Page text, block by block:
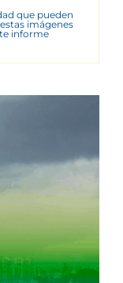
que pueden
imágenes
informe